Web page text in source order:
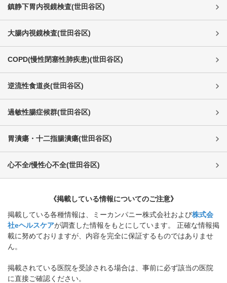
鎮静下胃内視鏡検査(世田谷区)
大腸内視鏡検査(世田谷区)
COPD(慢性閉塞性肺疾患)(世田谷区)
逆流性食道炎(世田谷区)
過敏性腸症候群(世田谷区)
胃潰瘍・十二指腸潰瘍(世田谷区)
心不全/慢性心不全(世田谷区)
《掲載している情報についてのご注意》
掲載している各種情報は、ミーカンパニー株式会社および株式会
社eヘルスケアが調査した情報をもとにしています。 正確な情報掲
載に努めておりますが、内容を完全に保証するものではありませ
ん。
掲載されている医院を受診される場合は、事前に必ず該当の医院
に直接ご確認ください。